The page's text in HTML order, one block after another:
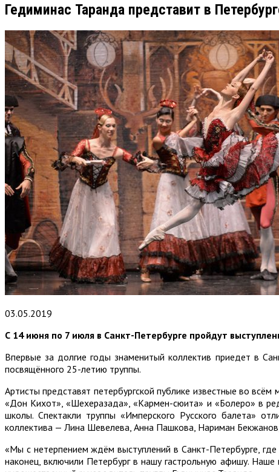
Гедиминас Таранда представит в
03.05.2019
С 14 июня по 7 июля в Санкт-Петербурге пройдут
Впервые за долгие годы знаменитый коллектив приедет в
посвящённого 25-летию труппы.
Артисты представят петербургской публике известные во
«Дон Кихот», «Шехеразада», «Кармен-сюита» и «Болеро» в
школы. Спектакли труппы «Имперского Русского балета»
коллектива — Лина Шевелева, Анна Пашкова, Нариман
«Мы с нетерпением ждём выступлений в Санкт-Петербурге,
наконец, включили Петербург в нашу гастрольную афишу.